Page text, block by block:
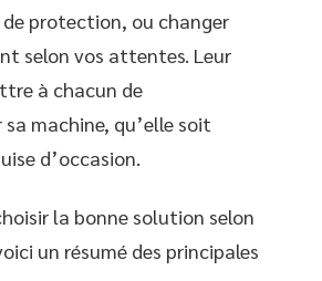
protection, ou changer
selon vos attentes. Leur
à chacun de
machine, qu’elle soit
d’occasion.
la bonne solution selon
un résumé des principales